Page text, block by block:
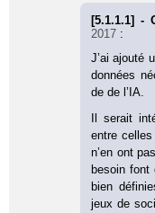
[5.1.1.1] -
2017 :
J’ai ajouté
données
de de l’IA.
Il serait
entre
n’en ont
besoin font
bien
jeux de